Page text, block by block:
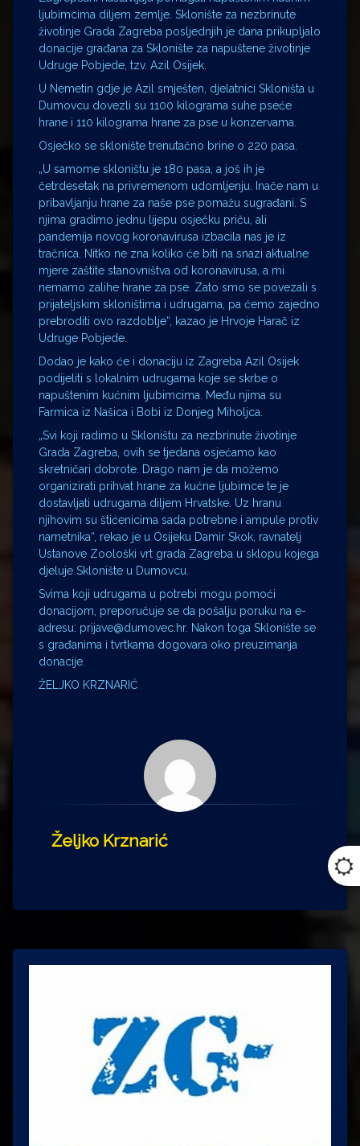
ljubimcima diljem zemlje. Sklonište za nezbrinute
životinje Grada Zagreba posljednjih je dana prikupljalo
donacije građana za Sklonište za napuštene životinje
Udruge Pobjede, tzv. Azil Osijek.
U Nemetin gdje je Azil smješten, djelatnici Skloništa u
Dumovcu dovezli su 1100 kilograma suhe pseće
hrane i 110 kilograma hrane za pse u konzervama.
Osječko se sklonište trenutačno brine o 220 pasa.
„U samome skloništu je 180 pasa, a još ih je
četrdesetak na privremenom udomljenju. Inače nam u
pribavljanju hrane za naše pse pomažu sugrađani. S
njima gradimo jednu lijepu osječku priču, ali
pandemija novog koronavirusa izbacila nas je iz
tračnica. Nitko ne zna koliko će biti na snazi aktualne
mjere zaštite stanovništva od koronavirusa, a mi
nemamo zalihe hrane za pse. Zato smo se povezali s
prijateljskim skloništima i udrugama, pa ćemo zajedno
prebroditi ovo razdoblje“, kazao je Hrvoje Harač iz
Udruge Pobjede.
Dodao je kako će i donaciju iz Zagreba Azil Osijek
podijeliti s lokalnim udrugama koje se skrbe o
napuštenim kućnim ljubimcima. Među njima su
Farmica iz Našica i Bobi iz Donjeg Miholjca.
„Svi koji radimo u Skloništu za nezbrinute životinje
Grada Zagreba, ovih se tjedana osjećamo kao
skretničari dobrote. Drago nam je da možemo
organizirati prihvat hrane za kućne ljubimce te je
dostavljati udrugama diljem Hrvatske. Uz hranu
njihovim su štićenicima sada potrebne i ampule protiv
nametnika“, rekao je u Osijeku Damir Skok, ravnatelj
Ustanove Zoološki vrt grada Zagreba u sklopu kojega
djeluje Sklonište u Dumovcu.
Svima koji udrugama u potrebi mogu pomoći
donacijom, preporučuje se da pošalju poruku na e-
adresu: prijave@dumovec.hr. Nakon toga Sklonište se
s građanima i tvrtkama dogovara oko preuzimanja
donacije.
ŽELJKO KRZNARIĆ
Željko Krznarić